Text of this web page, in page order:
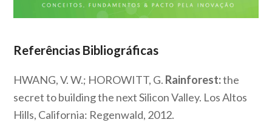
Referências Bibliográficas
HWANG, V. W.; HOROWITT, G. Rainforest:the
secret to building the next Silicon Valley. Los Altos
Hills, California: Regenwald, 2012.